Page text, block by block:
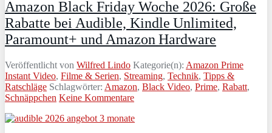
Amazon Black Friday Woche 2026: Große
Rabatte bei Audible, Kindle Unlimited,
Paramount+ und Amazon Hardware
Veröffentlicht von Wilfred Lindo Kategorie(n): Amazon Prime
Instant Video, Filme & Serien, Streaming, Technik, Tipps &
Ratschläge Schlagwörter: Amazon, Black Video, Prime, Rabatt,
Schnäppchen Keine Kommentare